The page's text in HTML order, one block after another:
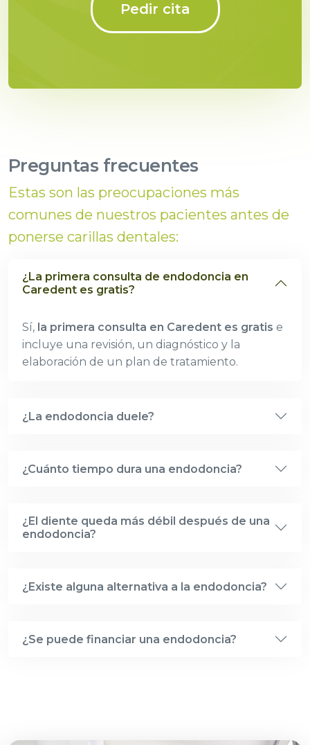
Pedir cita
Preguntas frecuentes
Estas son las preocupaciones más
comunes de nuestros pacientes antes de
ponerse carillas dentales:
¿La primera consulta de endodoncia en
Caredent es gratis?
Sí, la primera consulta en Caredent es gratis e
incluye una revisión, un diagnóstico y la
elaboración de un plan de tratamiento.
¿La endodoncia duele?
¿Cuánto tiempo dura una endodoncia?
¿El diente queda más débil después de una
endodoncia?
¿Existe alguna alternativa a la endodoncia?
¿Se puede financiar una endodoncia?